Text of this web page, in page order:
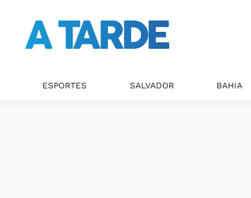
ESPORTES SALVADOR BAHIA